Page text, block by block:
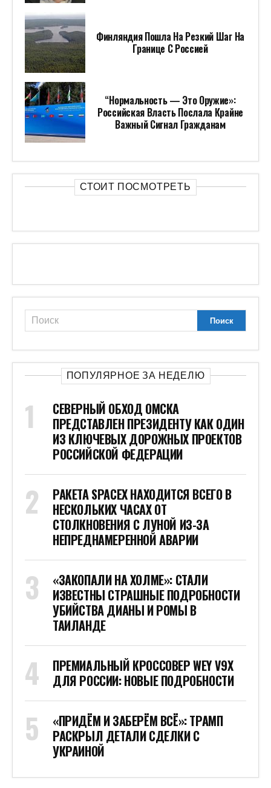
Финляндия Пошла На Резкий Шаг На
Границе С Россией
“Нормальность — Это Оружие»:
Российская Власть Послала Крайне
Важный Сигнал Гражданам
СТОИТ ПОСМОТРЕТЬ
ПОПУЛЯРНОЕ ЗА НЕДЕЛЮ
СЕВЕРНЫЙ ОБХОД ОМСКА
ПРЕДСТАВЛЕН ПРЕЗИДЕНТУ КАК ОДИН
ИЗ КЛЮЧЕВЫХ ДОРОЖНЫХ ПРОЕКТОВ
РОССИЙСКОЙ ФЕДЕРАЦИИ
РАКЕТА SPACEX НАХОДИТСЯ ВСЕГО В
НЕСКОЛЬКИХ ЧАСАХ ОТ
СТОЛКНОВЕНИЯ С ЛУНОЙ ИЗ-ЗА
НЕПРЕДНАМЕРЕННОЙ АВАРИИ
«ЗАКОПАЛИ НА ХОЛМЕ»: СТАЛИ
ИЗВЕСТНЫ СТРАШНЫЕ ПОДРОБНОСТИ
УБИЙСТВА ДИАНЫ И РОМЫ В
ТАИЛАНДЕ
ПРЕМИАЛЬНЫЙ КРОССОВЕР WEY V9X
ДЛЯ РОССИИ: НОВЫЕ ПОДРОБНОСТИ
«ПРИДЁМ И ЗАБЕРЁМ ВСЁ»: ТРАМП
РАСКРЫЛ ДЕТАЛИ СДЕЛКИ С
УКРАИНОЙ